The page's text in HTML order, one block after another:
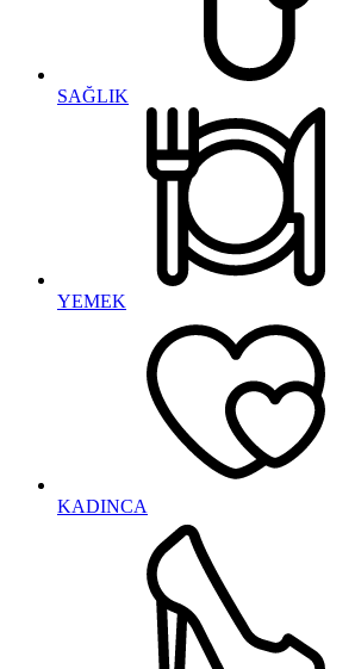
SAĞLIK
YEMEK
KADINCA